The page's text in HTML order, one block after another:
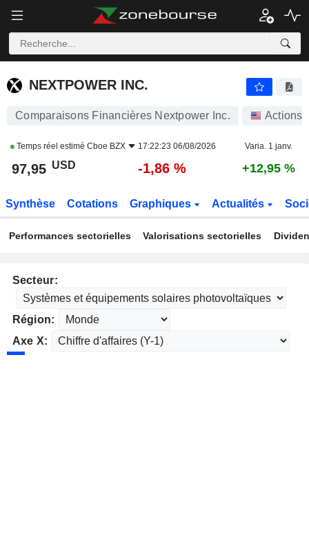
NEXTPOWER INC.
NEXTPOWER INC.
Comparaisons Financières Nextpower Inc. Actions
Temps réel estimé Cboe BZX 17:22:23 06/08/2026 Varia. 1 janv.
97,95 USD -1,86 % +12,95 %
Synthèse Cotations Graphiques Actualités
Performances sectorielles Valorisations sectorielles
Secteur:
Région:
Axe X: